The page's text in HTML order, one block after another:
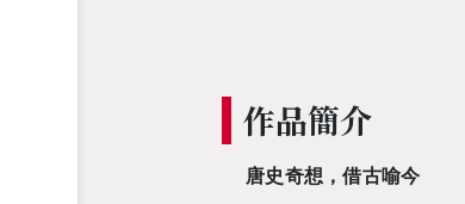
作品簡介
唐史奇想，借古喻今